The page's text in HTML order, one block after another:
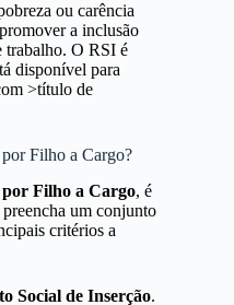
ou carência
a inclusão
trabalho. O RSI é
disponível para
>título de
Filho a Cargo?
Filho a Cargo, é
preencha um conjunto
critérios a
Social de Inserção.